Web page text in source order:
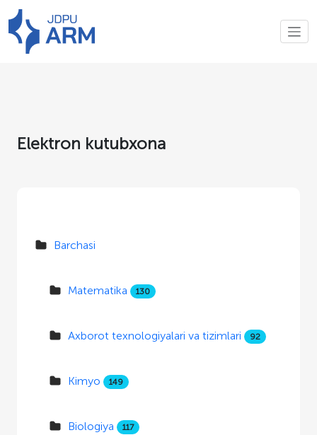
Elektron kutubxona
Barchasi
Matematika 130
Axborot texnologiyalari va tizimlari 92
Kimyo 149
Biologiya 117